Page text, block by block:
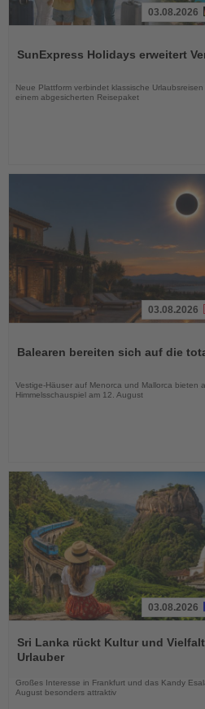
die
03.08.2026
SunExpress Holidays erweitert
Neue Plattform verbindet klassische
einem abgesicherten Reisepaket
die
03.08.2026
Balearen bereiten sich auf die
Vestige-Häuser auf Menorca und Mallorca bieten
Himmelsschauspiel am 12. August
Sie
die
03.08.2026
Sri Lanka rückt Kultur und
Urlauber
Großes Interesse in Frankfurt und das Kandy
August besonders attraktiv